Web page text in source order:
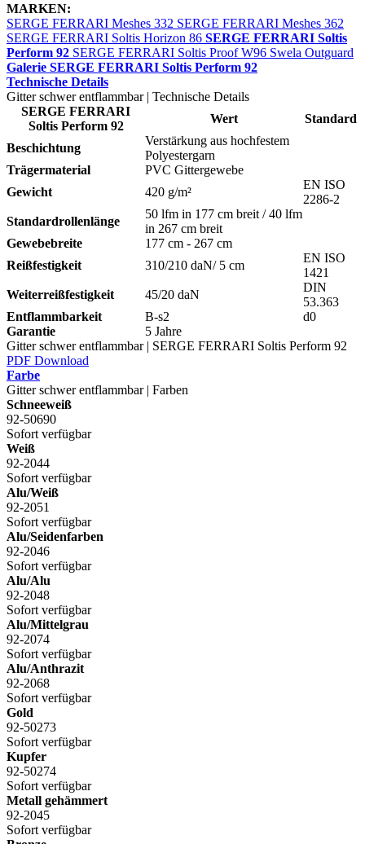
MARKEN:
SERGE FERRARI Meshes 332 SERGE FERRARI Meshes 362
SERGE FERRARI Soltis Horizon 86 SERGE FERRARI Soltis
Perform 92 SERGE FERRARI Soltis Proof W96 Swela Outguard
Galerie SERGE FERRARI Soltis Perform 92
Technische Details
Gitter schwer entflammbar | Technische Details
SERGE FERRARI
Soltis Perform 92
Wert Standard
Beschichtung
Verstärkung aus hochfestem
Polyestergarn
Trägermaterial
PVC Gittergewebe
Gewicht
420 g/m²
EN ISO
2286-2
Standardrollenlänge
50 lfm in 177 cm breit / 40 lfm
in 267 cm breit
Gewebebreite
177 cm - 267 cm
Reißfestigkeit
310/210 daN/ 5 cm
EN ISO
1421
Weiterreißfestigkeit
45/20 daN
DIN
53.363
Entflammbarkeit
B-s2
d0
Garantie
5 Jahre
Gitter schwer entflammbar | SERGE FERRARI Soltis Perform 92
PDF Download
Farbe
Gitter schwer entflammbar | Farben
Schneeweiß
92-50690
Sofort verfügbar
Weiß
92-2044
Sofort verfügbar
Alu/Weiß
92-2051
Sofort verfügbar
Alu/Seidenfarben
92-2046
Sofort verfügbar
Alu/Alu
92-2048
Sofort verfügbar
Alu/Mittelgrau
92-2074
Sofort verfügbar
Alu/Anthrazit
92-2068
Sofort verfügbar
Gold
92-50273
Sofort verfügbar
Kupfer
92-50274
Sofort verfügbar
Metall gehämmert
92-2045
Sofort verfügbar